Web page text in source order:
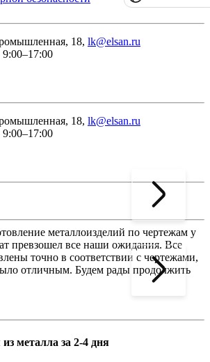
18, lk@elsan.ru
18, lk@elsan.ru
металлоизделий по чертежам у
превзошел все наши ожидания. Все
точно в соответствии с чертежами,
отличным. Будем рады продолжить
металла за 2-4 дня